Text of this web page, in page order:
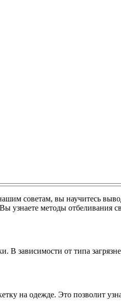
советам, вы научитесь
методы отбеливания
от типа
на одежде. Это позволит